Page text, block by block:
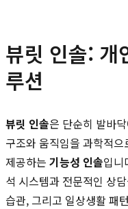
뷰릿 인솔: 개
루션
뷰릿 인솔은 단순히 발바
구조와 움직임을 과학적
제공하는 기능성 인솔입니
석 시스템과 전문적인 상
습관, 그리고 일상생활 패